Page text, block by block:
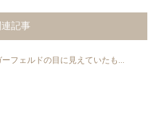
連記事
フェルドの目に見えていたも...